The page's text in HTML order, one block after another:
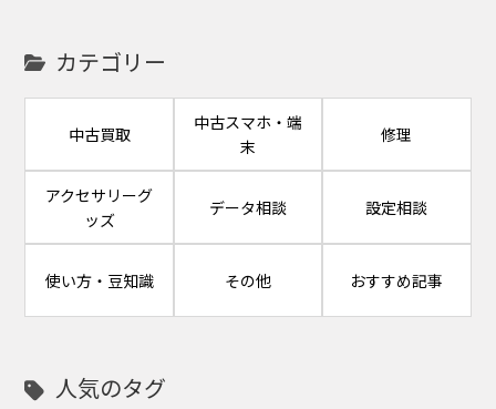
カテゴリー
中古買取
中古スマホ・端
末
修理
アクセサリーグ
ッズ
データ相談 設定相談
使い方・豆知識 その他 おすすめ記事
人気のタグ